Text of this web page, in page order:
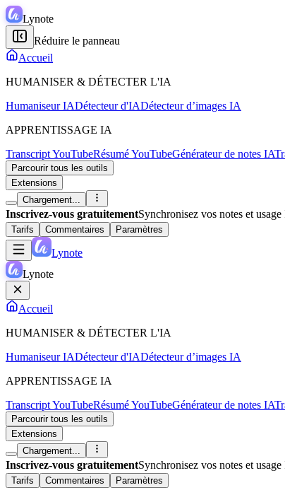
Lynote
Réduire le panneau
Accueil
HUMANISER & DÉTECTER L'IA
Humaniseur IADétecteur d'IADétecteur d’images IA
APPRENTISSAGE IA
Transcript YouTubeRésumé YouTubeGénérateur de notes IA
Parcourir tous les outils
Extensions
Chargement...
Inscrivez-vous gratuitementSynchronisez vos notes et
Tarifs
Commentaires Paramètres
Lynote
Lynote
Accueil
HUMANISER & DÉTECTER L'IA
Humaniseur IADétecteur d'IADétecteur d’images IA
APPRENTISSAGE IA
Transcript YouTubeRésumé YouTubeGénérateur de notes IA
Parcourir tous les outils
Extensions
Chargement...
Inscrivez-vous gratuitementSynchronisez vos notes et
Tarifs
Commentaires Paramètres